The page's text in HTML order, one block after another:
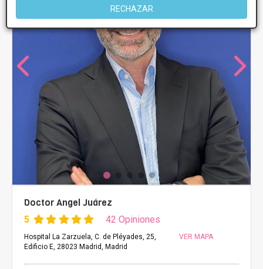
RECHAZAR
Doctor Angel Juárez
5 42 Opiniones
Hospital La Zarzuela, C. de Pléyades, 25,
Edificio E, 28023 Madrid, Madrid
VER MAPA